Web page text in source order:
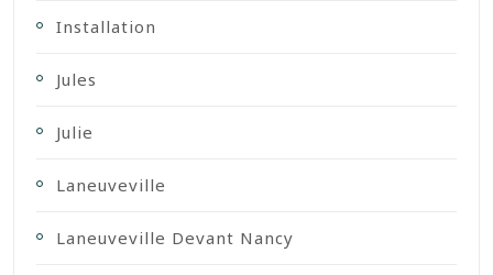
Installation
Jules
Julie
Laneuveville
Laneuveville Devant Nancy